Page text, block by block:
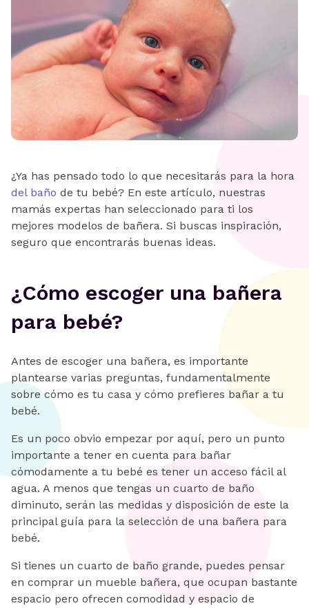
¿Ya has pensado todo lo que necesitarás para la hora
del baño de tu bebé? En este artículo, nuestras
mamás expertas han seleccionado para ti los
mejores modelos de bañera. Si buscas inspiración,
seguro que encontrarás buenas ideas.
¿Cómo escoger una bañera
para bebé?
Antes de escoger una bañera, es importante
plantearse varias preguntas, fundamentalmente
sobre cómo es tu casa y cómo prefieres bañar a tu
bebé.
Es un poco obvio empezar por aquí, pero un punto
importante a tener en cuenta para bañar
cómodamente a tu bebé es tener un acceso fácil al
agua. A menos que tengas un cuarto de baño
diminuto, serán las medidas y disposición de este la
principal guía para la selección de una bañera para
bebé.
Si tienes un cuarto de baño grande, puedes pensar
en comprar un mueble bañera, que ocupan bastante
espacio pero ofrecen comodidad y espacio de